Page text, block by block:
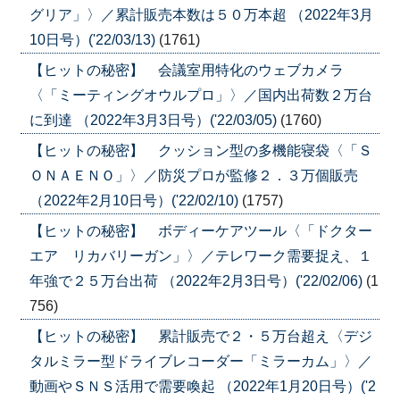
グリア」〉／累計販売本数は５０万本超 （2022年3月
10日号）('22/03/13) (1761)
【ヒットの秘密】 会議室用特化のウェブカメラ
〈「ミーティングオウルプロ」〉／国内出荷数２万台
に到達 （2022年3月3日号）('22/03/05) (1760)
【ヒットの秘密】 クッション型の多機能寝袋〈「Ｓ
ＯＮＡＥＮＯ」〉／防災プロが監修２．３万個販売
（2022年2月10日号）('22/02/10) (1757)
【ヒットの秘密】 ボディーケアツール〈「ドクター
エア リカバリーガン」〉／テレワーク需要捉え、１
年強で２５万台出荷 （2022年2月3日号）('22/02/06) (1
756)
【ヒットの秘密】 累計販売で２・５万台超え〈デジ
タルミラー型ドライブレコーダー「ミラーカム」〉／
動画やＳＮＳ活用で需要喚起 （2022年1月20日号）('2